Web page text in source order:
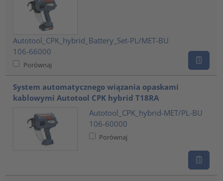
Autotool_CPK_hybrid_Battery_Set-PL/MET-BU
106-66000
Porównaj
System automatycznego wiązania opaskami
kablowymi Autotool CPK hybrid T18RA
Autotool_CPK_hybrid-MET/PL-BU
106-60000
Porównaj